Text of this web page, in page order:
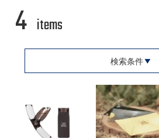
4 items
検索条件